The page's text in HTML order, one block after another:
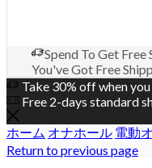
Spend To Get Free
You've Got Free
Take 30% off when
Free 2-days standard
ホーム オナホール 電動
Return to previous page